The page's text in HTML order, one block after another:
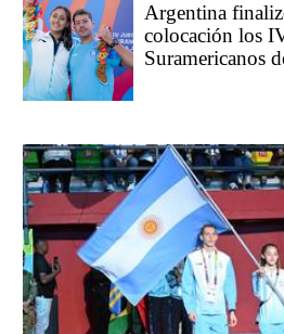
Argentina
colocación los
Suramericanos